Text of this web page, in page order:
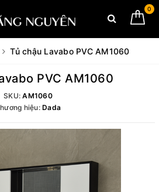
0
Tủ chậu Lavabo PVC AM1060
PVC AM1060
SKU:AM1060
hiệu:Dada